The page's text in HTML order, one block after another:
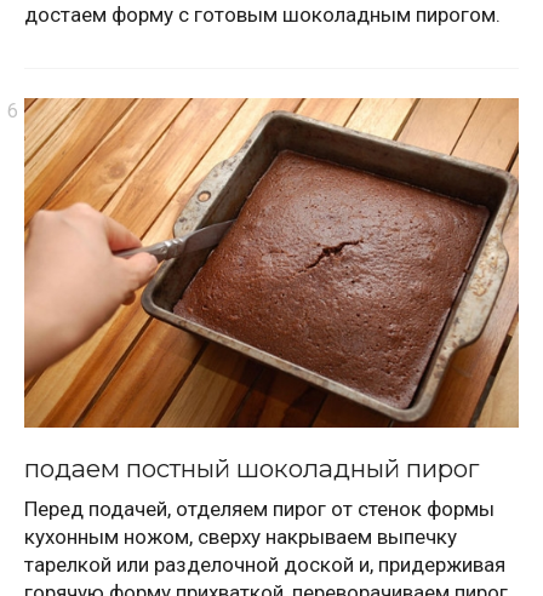
достаем форму с готовым шоколадным пирогом.
подаем постный шоколадный пирог
Перед подачей, отделяем пирог от стенок формы
кухонным ножом, сверху накрываем выпечку
тарелкой или разделочной доской и, придерживая